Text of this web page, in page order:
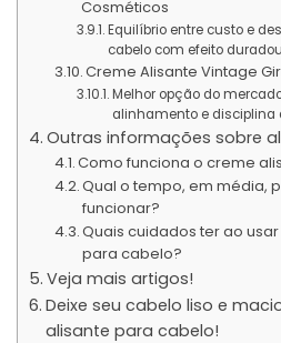
Cosméticos
Equilíbrio entre custo e
cabelo com efeito
Creme Alisante Vintage
Melhor opção do
alinhamento e disciplina
Outras informações sobre
Como funciona o creme
Qual o tempo, em média,
funcionar?
Quais cuidados ter ao
para cabelo?
Veja mais artigos!
Deixe seu cabelo liso e
alisante para cabelo!